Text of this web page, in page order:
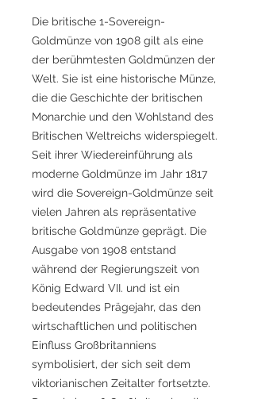
Die britische 1-Sovereign-
Goldmünze von 1908 gilt als eine
der berühmtesten Goldmünzen der
Welt. Sie ist eine historische Münze,
die die Geschichte der britischen
Monarchie und den Wohlstand des
Britischen Weltreichs widerspiegelt.
Seit ihrer Wiedereinführung als
moderne Goldmünze im Jahr 1817
wird die Sovereign-Goldmünze seit
vielen Jahren als repräsentative
britische Goldmünze geprägt. Die
Ausgabe von 1908 entstand
während der Regierungszeit von
König Edward VII. und ist ein
bedeutendes Prägejahr, das den
wirtschaftlichen und politischen
Einfluss Großbritanniens
symbolisiert, der sich seit dem
viktorianischen Zeitalter fortsetzte.